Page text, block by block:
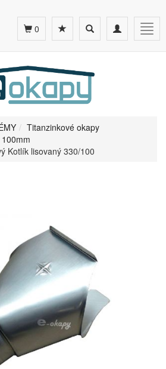
Toggle
navigation
Toggle
search
0
Titanzinkové okapy
Kotlík lisovaný 330/100